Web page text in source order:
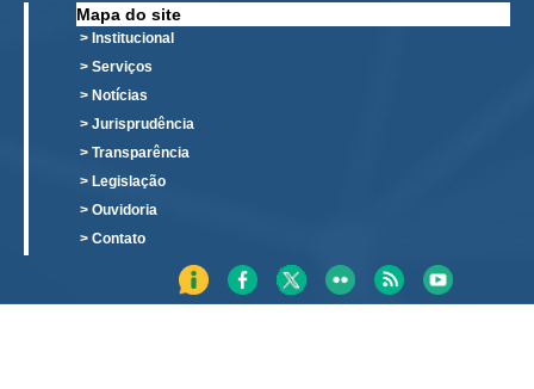
Concursos
Contas abertas em nome dos beneficiários
Diários Eletrônicos
e-Doc
Espaço do Servidor
Guias de recolhimento
Leilão Público
Mapa do site
META 9 do CNJ
Mapa do site
> Institucional
> Serviços
> Notícias
> Jurisprudência
> Transparência
> Legislação
> Ouvidoria
> Contato